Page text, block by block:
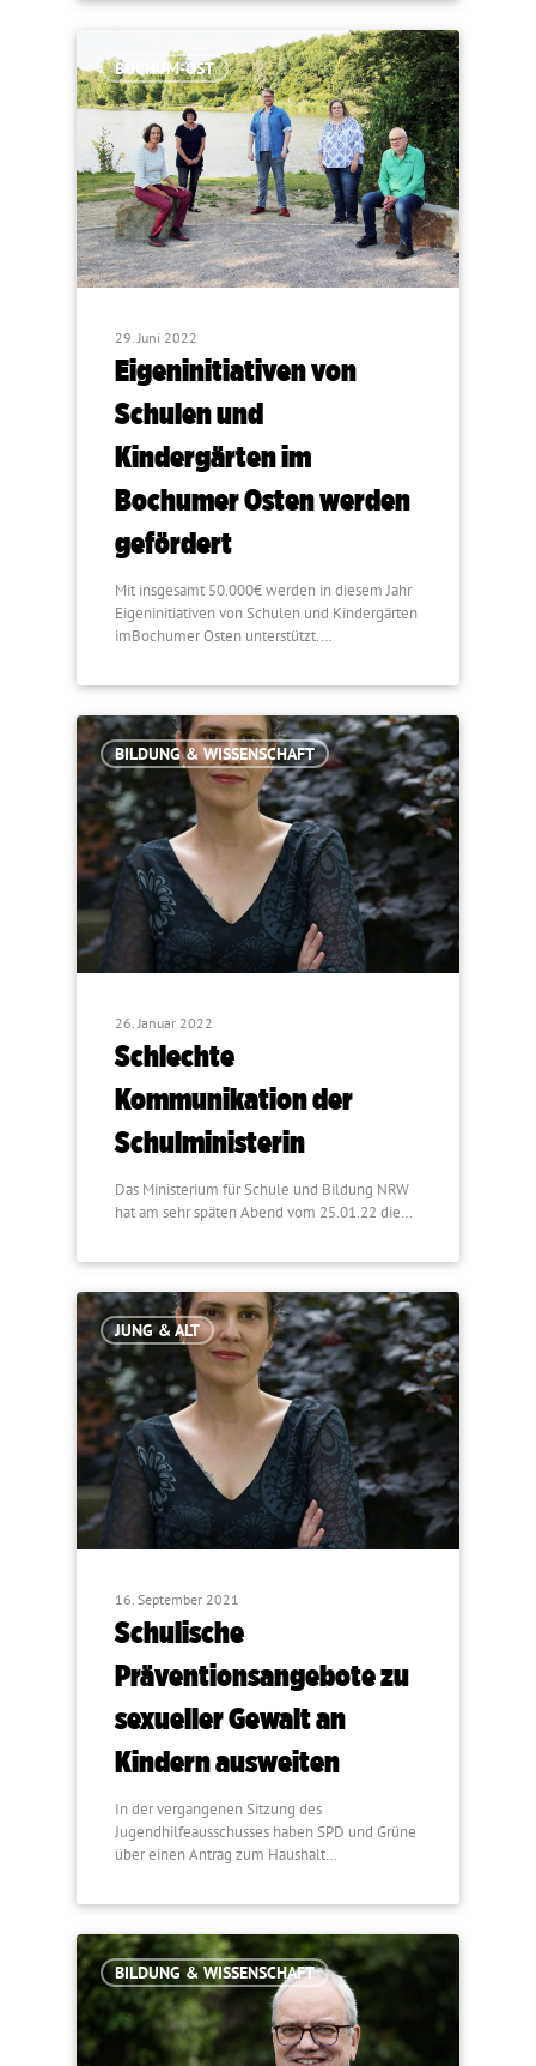
BOCHUM-OST
29. Juni 2022
Eigeninitiativen von
Schulen und
Kindergärten im
Bochumer Osten werden
gefördert
Mit insgesamt 50.000€ werden in diesem Jahr
Eigeninitiativen von Schulen und Kindergärten
imBochumer Osten unterstützt.…
BILDUNG & WISSENSCHAFT
26. Januar 2022
Schlechte
Kommunikation der
Schulministerin
Das Ministerium für Schule und Bildung NRW
hat am sehr späten Abend vom 25.01.22 die…
JUNG & ALT
16. September 2021
Schulische
Präventionsangebote zu
sexueller Gewalt an
Kindern ausweiten
In der vergangenen Sitzung des
Jugendhilfeausschusses haben SPD und Grüne
über einen Antrag zum Haushalt…
BILDUNG & WISSENSCHAFT